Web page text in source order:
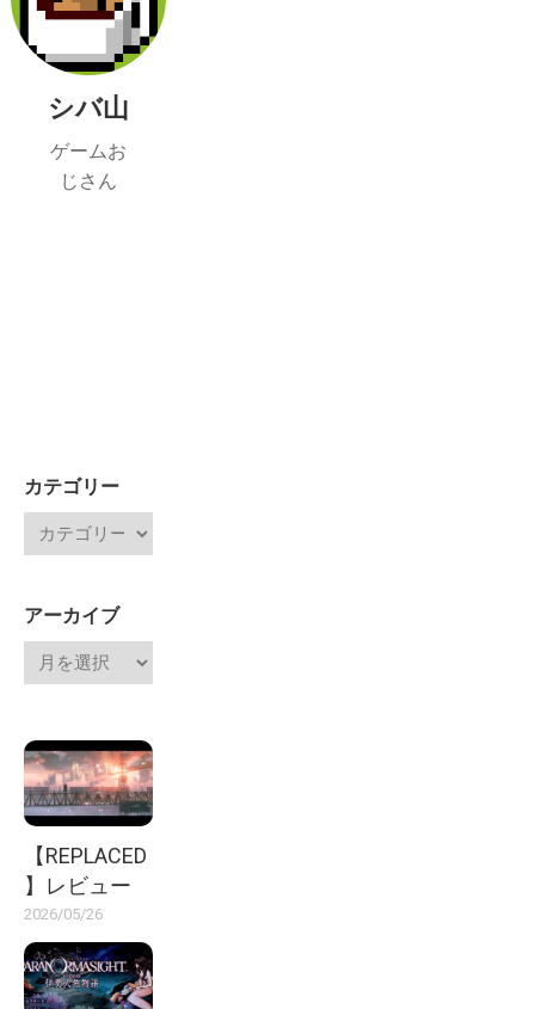
シバ山
ゲームお
じさん
カテゴリー
アーカイブ
【REPLACED
】レビュー
2026/05/26